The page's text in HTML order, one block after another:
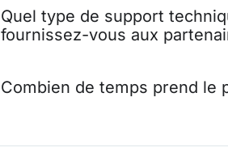
Quel type de support
fournissez-vous aux
Combien de temps prend le